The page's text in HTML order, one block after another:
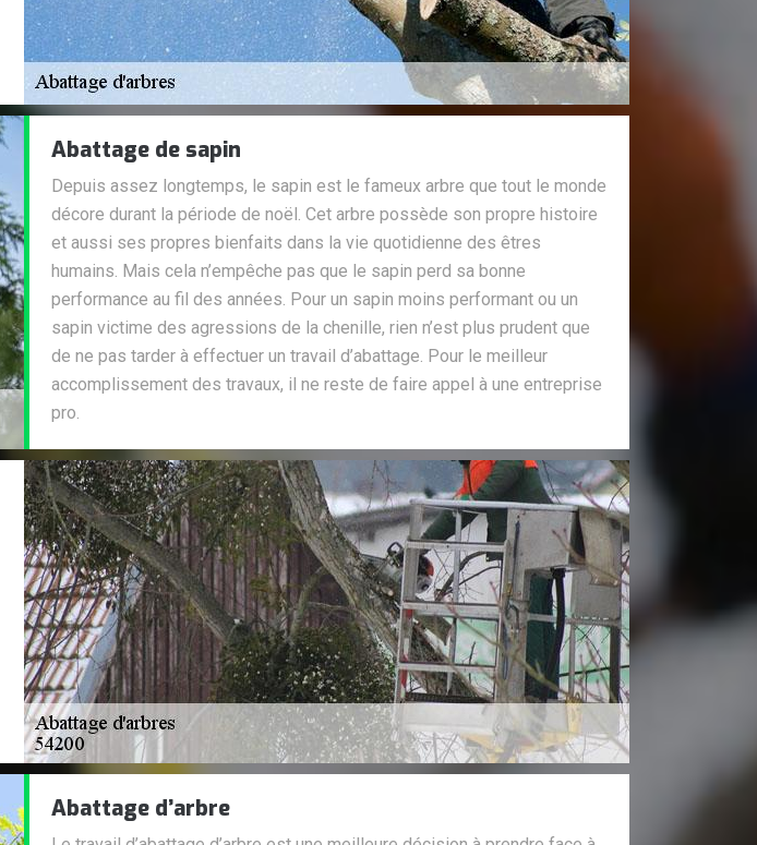
Abattage de sapin
Depuis assez longtemps, le sapin est le fameux arbre que tout le monde
décore durant la période de noël. Cet arbre possède son propre histoire
et aussi ses propres bienfaits dans la vie quotidienne des êtres
humains. Mais cela n’empêche pas que le sapin perd sa bonne
performance au fil des années. Pour un sapin moins performant ou un
sapin victime des agressions de la chenille, rien n’est plus prudent que
de ne pas tarder à effectuer un travail d’abattage. Pour le meilleur
accomplissement des travaux, il ne reste de faire appel à une entreprise
pro.
Abattage d’arbre